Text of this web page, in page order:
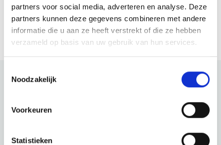
partners voor social media, adverteren en analyse. Deze
partners kunnen deze gegevens combineren met andere
informatie die u aan ze heeft verstrekt of die ze hebben
verzameld op basis van uw gebruik van hun services.
Noodzakelijk
Voorkeuren
Statistieken
Bezoek website
zien wat deze prachtige omgeving nog meer te bieden heeft.